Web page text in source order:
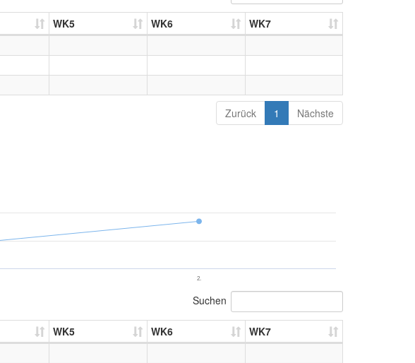
WK5 WK6 WK7
Zurück 1 Nächste
2.
Suchen
WK5 WK6 WK7